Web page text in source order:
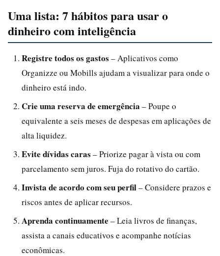
Uma lista: 7 hábitos para usar o
dinheiro com inteligência
Registre todos os gastos – Aplicativos como
Organizze ou Mobills ajudam a visualizar para onde o
dinheiro está indo.
Crie uma reserva de emergência – Poupe o
equivalente a seis meses de despesas em aplicações de
alta liquidez.
Evite dívidas caras – Priorize pagar à vista ou com
parcelamento sem juros. Fuja do rotativo do cartão.
Invista de acordo com seu perfil– Considere prazos e
riscos antes de aplicar recursos.
Aprenda continuamente – Leia livros de finanças,
assista a canais educativos e acompanhe notícias
econômicas.